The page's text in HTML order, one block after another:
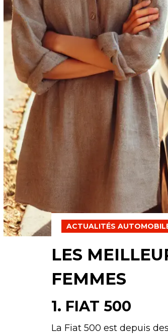
ACTUALITÉS
LES
FEMMES
1. FIAT 500
La Fiat 500 est depuis